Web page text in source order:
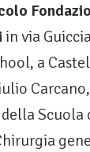
in via
a
Scuola